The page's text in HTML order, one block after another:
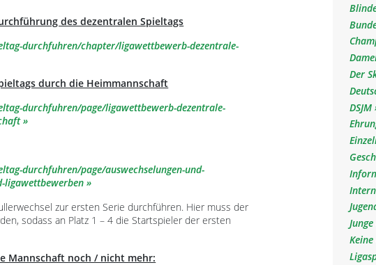
des dezentralen Spieltags
durchfuhren/chapter/ligawettbewerb-dezentrale-
durch die Heimmannschaft
durchfuhren/page/ligawettbewerb-dezentrale-
durchfuhren/page/auswechselungen-und-
ligawettbewerben
zur ersten Serie durchführen. Hier muss der
sodass an Platz 1 – 4 die Startspieler der ersten
Mannschaft noch / nicht mehr:
Der
DSJM